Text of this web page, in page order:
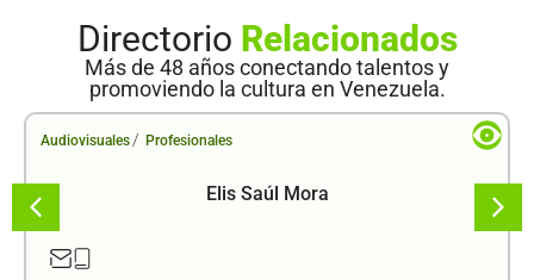
Directorio Relacionados
Más de 48 años conectando talentos y
promoviendo la cultura en Venezuela.
Audiovisuales / Profesionales
Elis Saúl Mora